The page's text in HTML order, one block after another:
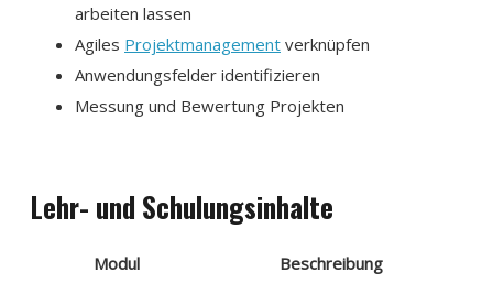
arbeiten lassen
Agiles Projektmanagement verknüpfen
Anwendungsfelder identifizieren
Messung und Bewertung Projekten
Lehr- und Schulungsinhalte
Modul
Beschreibung